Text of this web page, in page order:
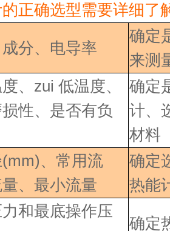
正确选型需要详细了
分、电导率
确定
来测
、 zui 低温度、
性、是否有负
确定
计、
材料
(mm)、常用流
、最小流量
确定
热能
和最底操作压
确定